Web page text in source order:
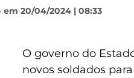
em 20/04/2024 | 08:33
O governo do
novos soldados